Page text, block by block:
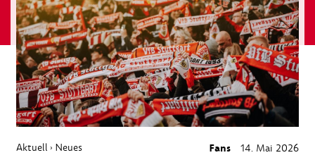
Aktuell › Neues Fans 14. Mai 2026